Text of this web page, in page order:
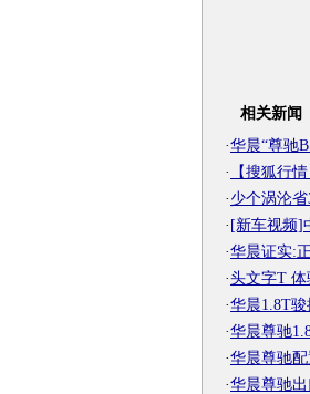
相关新闻
·华晨“尊驰
· 【搜狐行
· 少个涡沦
· [新车视频]
·华晨证实:
·头文字T 体
·华晨1.8T骏
·华晨尊驰
·华晨尊驰
·华晨尊驰